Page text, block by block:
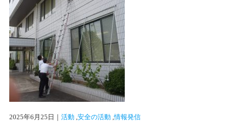
2025年6月25日 ｜ 活動 , 安全の活動 ,情報発信